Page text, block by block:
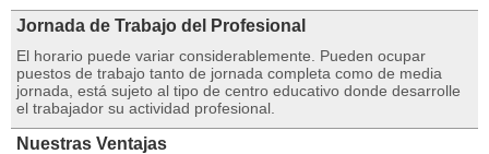
Jornada de Trabajo del Profesional
El horario puede variar considerablemente. Pueden ocupar
puestos de trabajo tanto de jornada completa como de media
jornada, está sujeto al tipo de centro educativo donde desarrolle
el trabajador su actividad profesional.
Nuestras Ventajas